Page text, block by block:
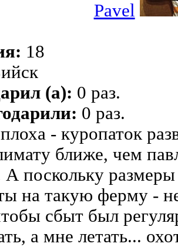
Pavel
18
(а): 0 раз.
0 раз.
- куропаток
ближе, чем
поскольку
на такую ферму -
сбыт был
а мне летать...